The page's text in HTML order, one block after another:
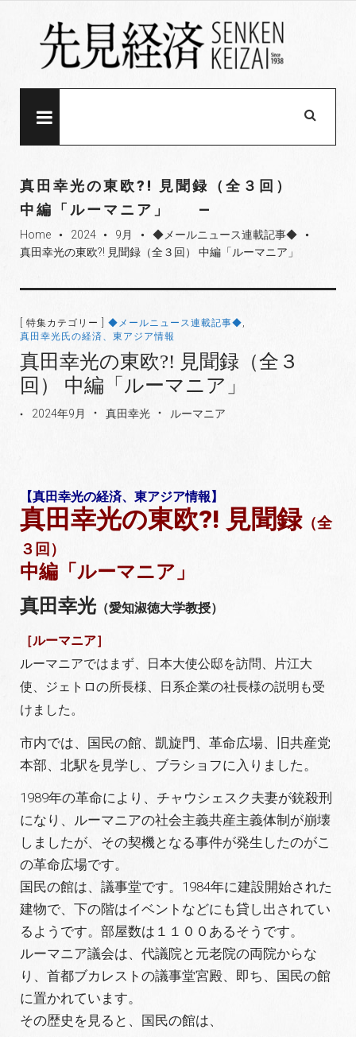
真田幸光の東欧?! 見聞録（全３回）
中編「ルーマニア」
Home fiber_manual_record 2024 fiber_manual_record 9月 fiber_manual_record ◆メールニュース連載記事◆ fiber_manual_record
真田幸光の東欧?! 見聞録（全３回） 中編「ルーマニア」
[ 特集カテゴリー ] ◆メールニュース連載記事◆
真田幸光氏の経済、東アジア情報
真田幸光の東欧?! 見聞録（全３
回） 中編「ルーマニア」
2024年9月 真田幸光 ルーマニア
【真田幸光の経済、東アジア情報】
真田幸光の東欧?! 見聞録（全
３回）
中編「ルーマニア」
真田幸光 （愛知淑徳大学教授）
［ルーマニア］
ルーマニアではまず、日本大使公邸を訪問、片江大
使、ジェトロの所長様、日系企業の社長様の説明も受
けました。
市内では、国民の館、凱旋門、革命広場、旧共産党
本部、北駅を見学し、ブラショフに入りました。
1989年の革命により、チャウシェスク夫妻が銃殺刑
になり、ルーマニアの社会主義共産主義体制が崩壊
しましたが、その契機となる事件が発生したのがこ
の革命広場です。
国民の館は、議事堂です。1984年に建設開始された
建物で、下の階はイベントなどにも貸し出されてい
るようです。部屋数は１１００あるそうです。
ルーマニア議会は、代議院と元老院の両院からな
り、首都ブカレストの議事堂宮殿、即ち、国民の館
に置かれています。
その歴史を見ると、国民の館は、